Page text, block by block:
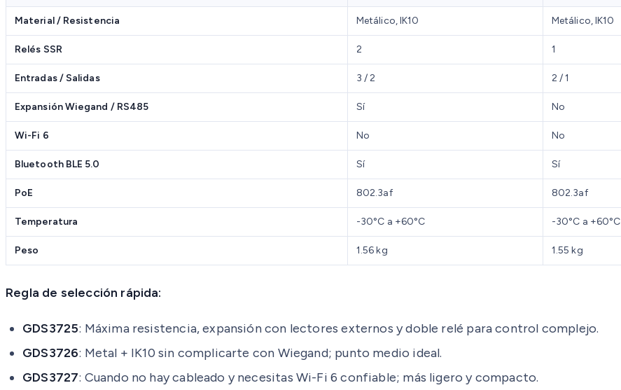
Material / Resistencia Metálico, IK10 Metálico, IK10
Relés SSR 2 1
Entradas / Salidas 3 / 2 2 / 1
Expansión Wiegand / RS485 Sí No
Wi-Fi 6 No No
Bluetooth BLE 5.0 Sí Sí
PoE 802.3af 802.3af
Temperatura -30°C a +60°C -30°C a +60°C
Peso 1.56 kg 1.55 kg
Regla de selección rápida:
GDS3725: Máxima resistencia, expansión con lectores externos y doble relé para control complejo.
GDS3726: Metal + IK10 sin complicarte con Wiegand; punto medio ideal.
GDS3727: Cuando no hay cableado y necesitas Wi-Fi 6 confiable; más ligero y compacto.